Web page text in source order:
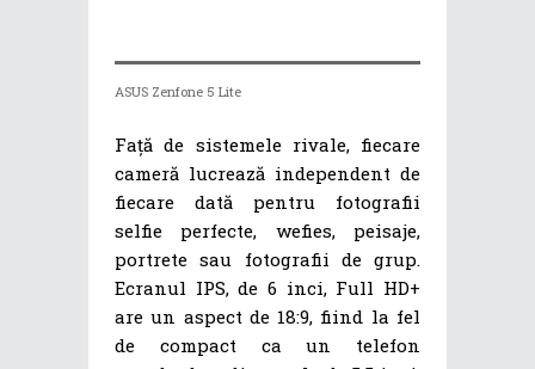
ASUS Zenfone 5 Lite
Față de sistemele rivale, fiecare
cameră lucrează independent de
fiecare dată pentru fotografii
selfie perfecte, wefies, peisaje,
portrete sau fotografii de grup.
Ecranul IPS, de 6 inci, Full HD+
are un aspect de 18:9, fiind la fel
de compact ca un telefon